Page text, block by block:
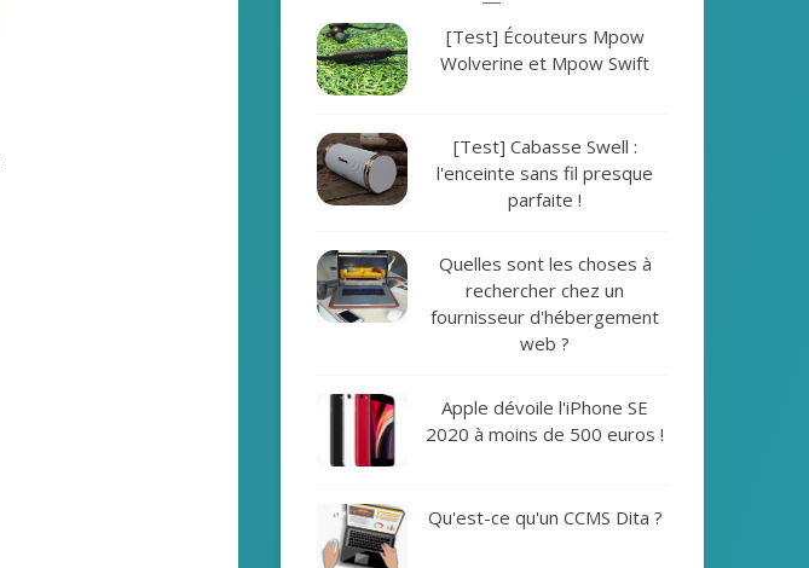
[Test] Écouteurs Mpow
Wolverine et Mpow Swift
[Test] Cabasse Swell :
l'enceinte sans fil presque
parfaite !
Quelles sont les choses à
rechercher chez un
fournisseur d'hébergement
web ?
Apple dévoile l'iPhone SE
2020 à moins de 500 euros !
Qu'est-ce qu'un CCMS Dita ?